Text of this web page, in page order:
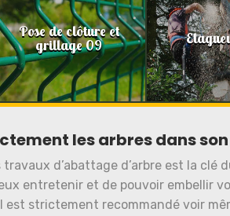
Pose de clôture et
grillage 09
les arbres dans
d’abattage d’arbre est la clé
entretenir et de pouvoir embellir
est strictement recommandé voir